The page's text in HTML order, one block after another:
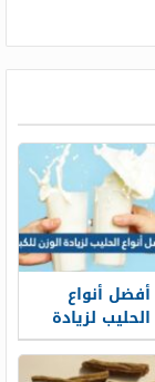
أفضل أنواع
الحليب لزيادة
الوزن للكبار